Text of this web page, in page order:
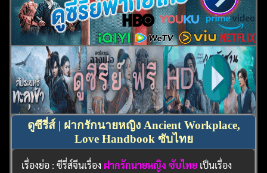
ดูซีรี่ส์ | ฝากรักนายหญิง Ancient Workplace,
Love Handbook ซับไทย
เรื่องย่อ : ซีรี่ส์จีนเรื่อง ฝากรักนายหญิง ซับไทย เป็นเรื่อง